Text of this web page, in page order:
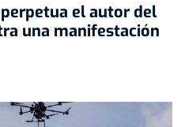
el autor del
una manifestación